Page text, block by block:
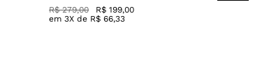
R$ 279,00 R$ 199,00
em3X de R$ 66,33